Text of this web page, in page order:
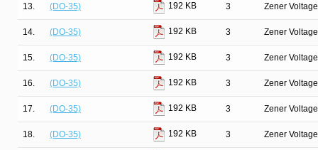
13. (DO-35) 192 KB 3 Zener
14. (DO-35) 192 KB 3 Zener
15. (DO-35) 192 KB 3 Zener
16. (DO-35) 192 KB 3 Zener
17. (DO-35) 192 KB 3 Zener
18. (DO-35) 192 KB 3 Zener